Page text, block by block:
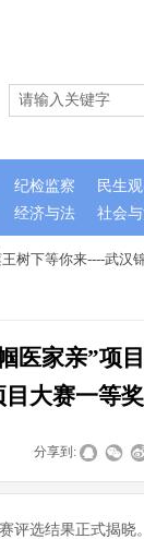
下等你来----武汉锦
经济与法 社会
纪检监察 民生
医家亲”项
目大赛一等奖
分享到:
选结果正式揭晓